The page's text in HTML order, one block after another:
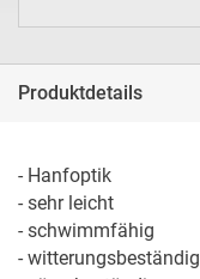
Produktdetails
- Hanfoptik
- sehr leicht
- schwimmfähig
- witterungsbeständig